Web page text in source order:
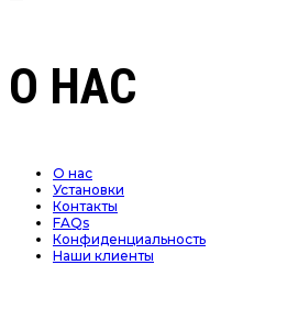
О НАС
О нас
Установки
Контакты
FAQs
Конфиденциальность
Наши клиенты